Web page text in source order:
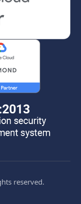
reserved.